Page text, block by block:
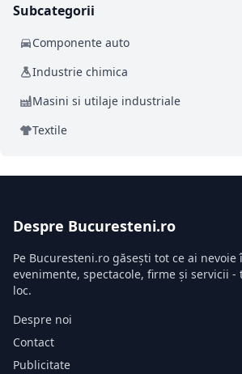
Subcategorii
Componente auto
Industrie chimica
Masini si utilaje industriale
Textile
Despre Bucuresteni.ro
Pe Bucuresteni.ro găsești tot ce ai
evenimente, spectacole, firme și servicii
loc.
Despre noi
Contact
Publicitate